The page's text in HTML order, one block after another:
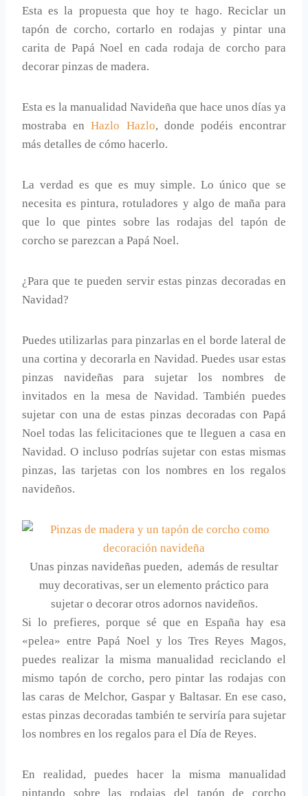
Esta es la propuesta que hoy te hago. Reciclar un
tapón de corcho, cortarlo en rodajas y pintar una
carita de Papá Noel en cada rodaja de corcho para
decorar pinzas de madera.
Esta es la manualidad Navideña que hace unos días ya
mostraba enHazlo Hazlo, donde podéis encontrar
más detalles de cómo hacerlo.
La verdad es que es muy simple. Lo único que se
necesita es pintura, rotuladores y algo de maña para
que lo que pintes sobre las rodajas del tapón de
corcho se parezcan a Papá Noel.
¿Para que te pueden servir estas pinzas decoradas en
Navidad?
Puedes utilizarlas para pinzarlas en el borde lateral de
una cortina y decorarla en Navidad. Puedes usar estas
pinzas navideñas para sujetar los nombres de
invitados en la mesa de Navidad. También puedes
sujetar con una de estas pinzas decoradas con Papá
Noel todas las felicitaciones que te lleguen a casa en
Navidad. O incluso podrías sujetar con estas mismas
pinzas, las tarjetas con los nombres en los regalos
navideños.
Unas pinzas navideñas pueden, además de resultar
muy decorativas, ser un elemento práctico para
sujetar o decorar otros adornos navideños.
Si lo prefieres, porque sé que en España hay esa
«pelea» entre Papá Noel y los Tres Reyes Magos,
puedes realizar la misma manualidad reciclando el
mismo tapón de corcho, pero pintar las rodajas con
las caras de Melchor, Gaspar y Baltasar. En ese caso,
estas pinzas decoradas también te serviría para sujetar
los nombres en los regalos para el Día de Reyes.
En realidad, puedes hacer la misma manualidad
pintando sobre las rodajas del tapón de corcho